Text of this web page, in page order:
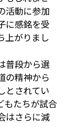
活動に参加
に感銘を受
上がりまし
普段から選
の精神から
とされてい
もたちが試合
はさらに減